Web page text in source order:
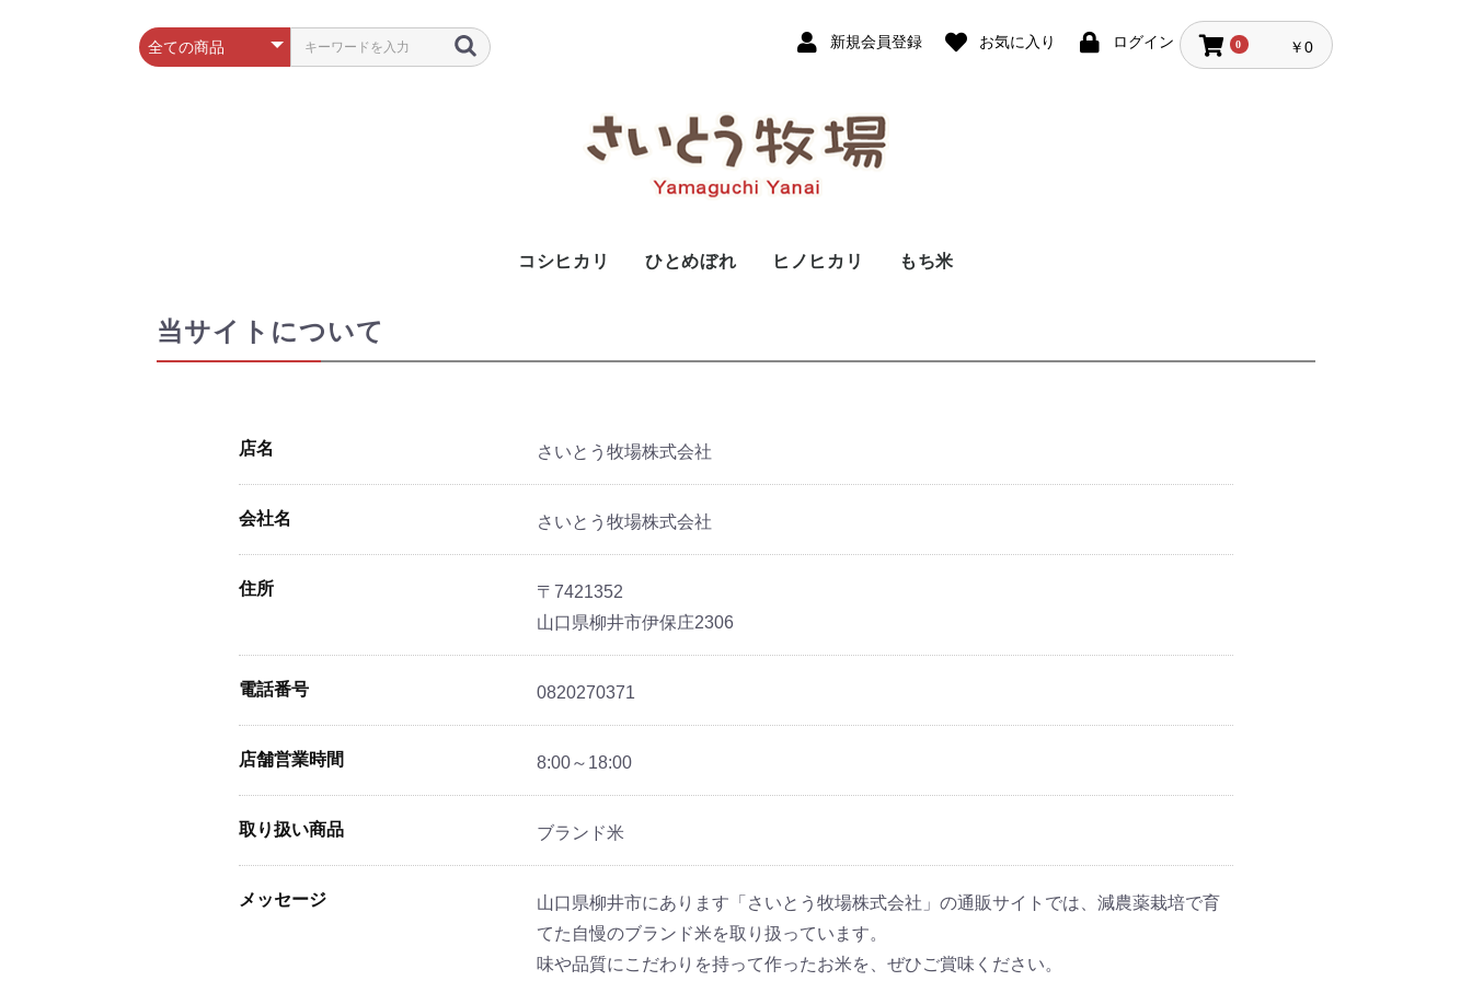
新規会員登録 お気に入り ログイン 0 ￥0
コシヒカリ ひとめぼれ ヒノヒカリ もち米
当サイトについて
店名 さいとう牧場株式会社
会社名 さいとう牧場株式会社
住所
〒7421352
山口県柳井市伊保庄2306
電話番号 0820270371
店舗営業時間 8:00～18:00
取り扱い商品 ブランド米
メッセージ
山口県柳井市にあります「さいとう牧場株式会社」の通販サイトでは、減農薬栽培で育
てた自慢のブランド米を取り扱っています。
味や品質にこだわりを持って作ったお米を、ぜひご賞味ください。